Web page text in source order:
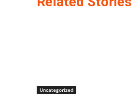
Uncategorized